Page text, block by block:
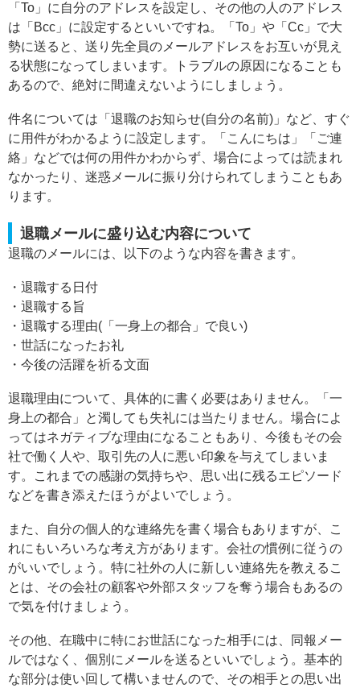
「To」に自分のアドレスを設定し、その他の人のアドレス
は「Bcc」に設定するといいですね。「To」や「Cc」で大
勢に送ると、送り先全員のメールアドレスをお互いが見え
る状態になってしまいます。トラブルの原因になることも
あるので、絶対に間違えないようにしましょう。
件名については「退職のお知らせ(自分の名前)」など、すぐ
に用件がわかるように設定します。「こんにちは」「ご連
絡」などでは何の用件かわからず、場合によっては読まれ
なかったり、迷惑メールに振り分けられてしまうこともあ
ります。
退職メールに盛り込む内容について
退職のメールには、以下のような内容を書きます。
・退職する日付
・退職する旨
・退職する理由(「一身上の都合」で良い)
・世話になったお礼
・今後の活躍を祈る文面
退職理由について、具体的に書く必要はありません。「一
身上の都合」と濁しても失礼には当たりません。場合によ
ってはネガティブな理由になることもあり、今後もその会
社で働く人や、取引先の人に悪い印象を与えてしまいま
す。これまでの感謝の気持ちや、思い出に残るエピソード
などを書き添えたほうがよいでしょう。
また、自分の個人的な連絡先を書く場合もありますが、こ
れにもいろいろな考え方があります。会社の慣例に従うの
がいいでしょう。特に社外の人に新しい連絡先を教えるこ
とは、その会社の顧客や外部スタッフを奪う場合もあるの
で気を付けましょう。
その他、在職中に特にお世話になった相手には、同報メー
ルではなく、個別にメールを送るといいでしょう。基本的
な部分は使い回して構いませんので、その相手との思い出